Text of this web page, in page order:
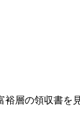
層の領収書を